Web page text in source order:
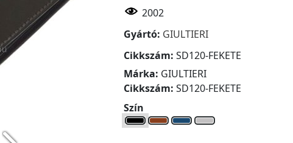
2002
Gyártó: GIULTIERI
Cikkszám: SD120-FEKETE
Márka: GIULTIERI
Cikkszám: SD120-FEKETE
Szín